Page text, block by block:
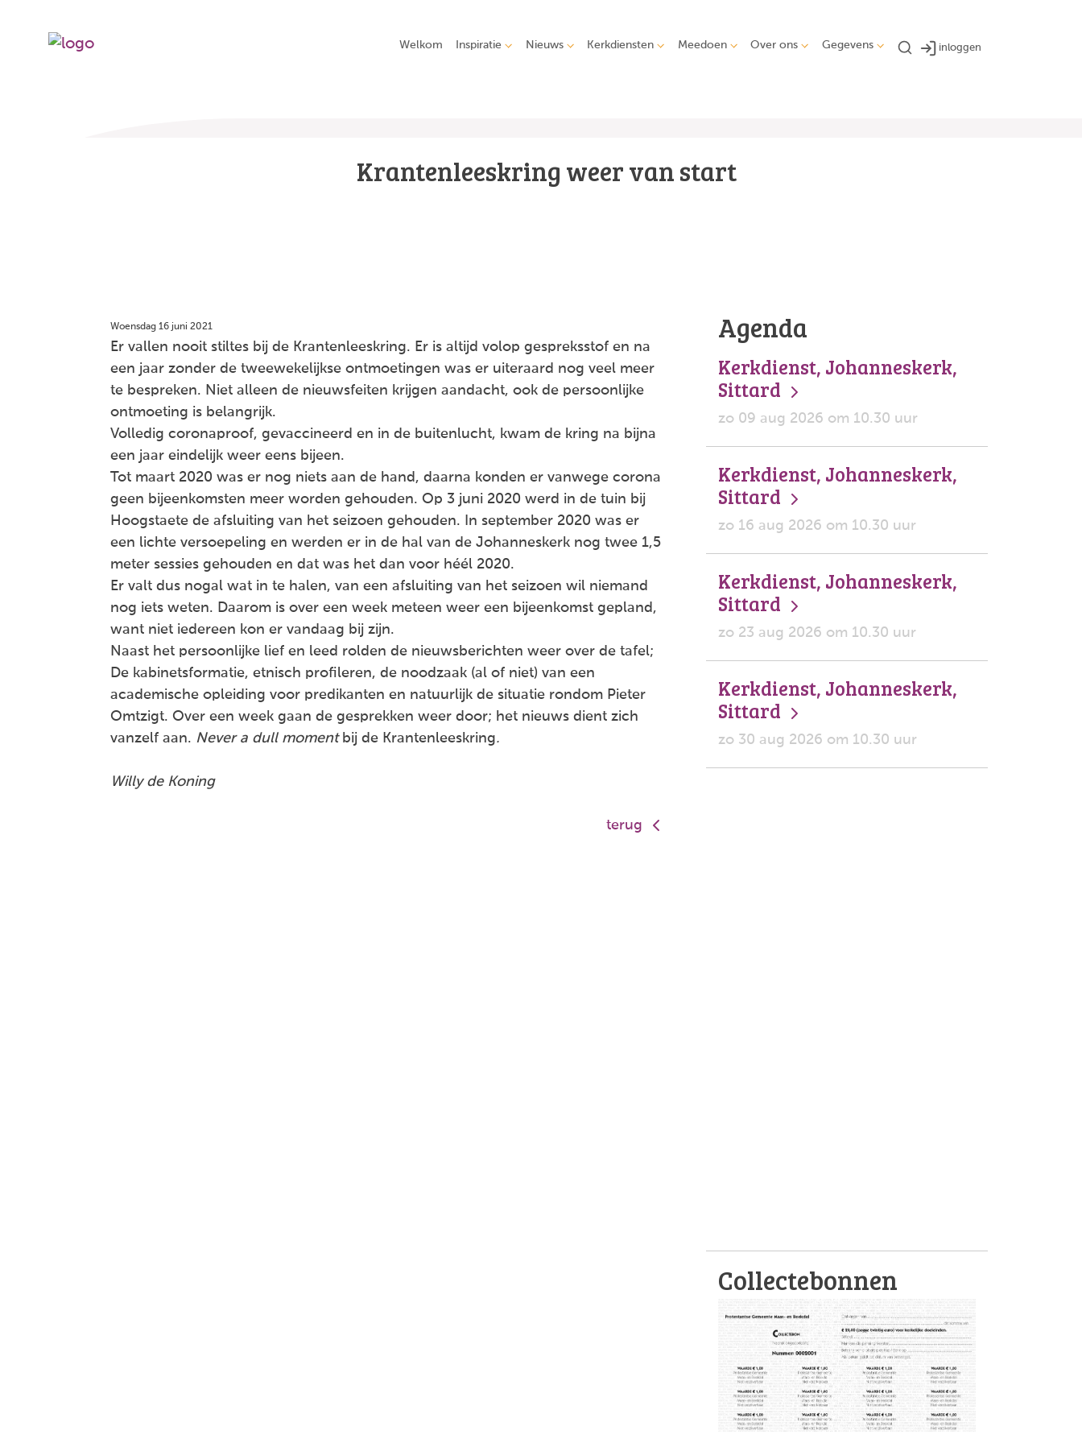
Welkom Inspiratie Nieuws Kerkdiensten Meedoen Over ons Gegevens inloggen
Krantenleeskring weer van start
Woensdag 16 juni 2021
Er vallen nooit stiltes bij de Krantenleeskring. Er is altijd volop gespreksstof en na
een jaar zonder de tweewekelijkse ontmoetingen was er uiteraard nog veel meer
te bespreken. Niet alleen de nieuwsfeiten krijgen aandacht, ook de persoonlijke
ontmoeting is belangrijk.
Volledig coronaproof, gevaccineerd en in de buitenlucht, kwam de kring na bijna
een jaar eindelijk weer eens bijeen.
Tot maart 2020 was er nog niets aan de hand, daarna konden er vanwege corona
geen bijeenkomsten meer worden gehouden. Op 3 juni 2020 werd in de tuin bij
Hoogstaete de afsluiting van het seizoen gehouden. In september 2020 was er
een lichte versoepeling en werden er in de hal van de Johanneskerk nog twee 1,5
meter sessies gehouden en dat was het dan voor héél 2020.
Er valt dus nogal wat in te halen, van een afsluiting van het seizoen wil niemand
nog iets weten. Daarom is over een week meteen weer een bijeenkomst gepland,
want niet iedereen kon er vandaag bij zijn.
Naast het persoonlijke lief en leed rolden de nieuwsberichten weer over de tafel;
De kabinetsformatie, etnisch profileren, de noodzaak (al of niet) van een
academische opleiding voor predikanten en natuurlijk de situatie rondom Pieter
Omtzigt. Over een week gaan de gesprekken weer door; het nieuws dient zich
vanzelf aan. Never a dull moment bij de Krantenleeskring.
Willy de Koning
terug
Agenda
Kerkdienst, Johanneskerk,
Sittard
zo 09 aug 2026 om 10.30 uur
Kerkdienst, Johanneskerk,
Sittard
zo 16 aug 2026 om 10.30 uur
Kerkdienst, Johanneskerk,
Sittard
zo 23 aug 2026 om 10.30 uur
Kerkdienst, Johanneskerk,
Sittard
zo 30 aug 2026 om 10.30 uur
Collectebonnen